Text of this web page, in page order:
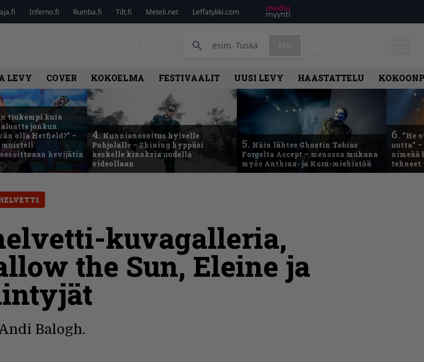
Inferno.fi Rumba.fi Tilt.fi Meteli.net Leffatykki.com
LEVY COVER KOKOELMA FESTIVAALIT UUSI LEVY HAASTATTELU
tiukempi kuin
jonkun
olla Hetfield?” –
muisteli
hevijätin
4. Kunnianosoitus hyiselle
Pohjolalle – Shining hyppäsi
keskelle kinoksia uudella
videollaan
5. Näin lähtee Ghostin Tobias
Forgelta Accept – menossa mukana
myös Anthrax- ja Korn-miehistöä
6. ”He
uutta”
nimeää
kuvagalleria,
the Sun, Eleine ja
Balogh.